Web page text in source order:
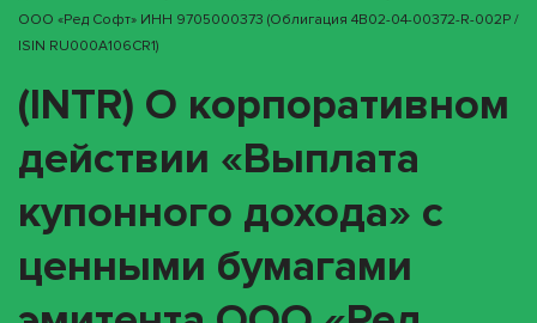
ООО «Ред Софт» ИНН 9705000373 (облигация 4B02-04-00372-R-002P /
ISIN RU000A106CR1)
(INTR) О корпоративном
действии «Выплата
купонного дохода» с
ценными бумагами